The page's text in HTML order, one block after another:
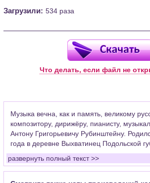
Загрузили: 534 раза
Что делать, если файл не
Музыка вечна, как и память, великому
композитору, дирижёру, пианисту,
Антону Григорьевичу Рубинштейну.
года в деревне Выхватинец Подольской
талант не имеет границ, поэтому его имя
В его доме всегда приветствовалось
Происходили частые встречи чиновников,
развернуть полный текст >>